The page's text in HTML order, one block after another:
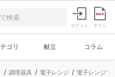
ログイン チラシ
ゴリ 献立 コラム
調理器具 電子レンジ 電子レンジで